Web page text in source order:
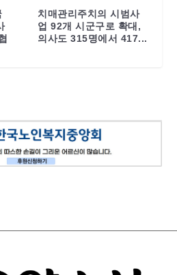
치매관리주치의 시범사
업 92개 시군구로 확대,
의사도 315명에서 417...